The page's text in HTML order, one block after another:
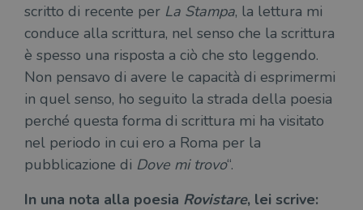
scritto di recente per La Stampa, la lettura mi
conduce alla scrittura, nel senso che la scrittura
è spesso una risposta a ciò che sto leggendo.
Non pensavo di avere le capacità di esprimermi
in quel senso, ho seguito la strada della poesia
perché questa forma di scrittura mi ha visitato
nel periodo in cui ero a Roma per la
pubblicazione di Dove mi trovo“.
In una nota alla poesia Rovistare, lei scrive: